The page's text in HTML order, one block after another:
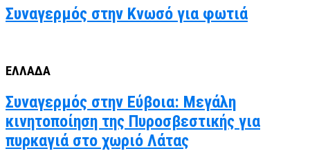
Συναγερμός στην Κνωσό για φωτιά
ΕΛΛΑΔΑ
Συναγερμός στην Εύβοια: Μεγάλη
κινητοποίηση της Πυροσβεστικής για
πυρκαγιά στο χωριό Λάτας